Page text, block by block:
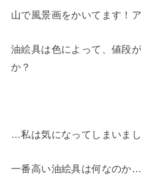
山で風景画をかいてます！ア
油絵具は色によって、値段
か？
…私は気になってしまいまし
一番高い油絵具は何なのか…